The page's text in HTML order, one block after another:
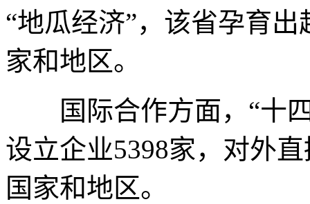
“地瓜经济”，该省孕育
家和地区。
国际合作方面，“十四
设立企业5398家，对外
国家和地区。